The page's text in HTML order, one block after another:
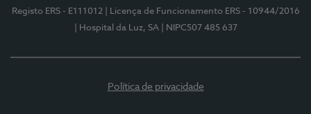
Registo ERS - E111012
| Licença de Funcionamento ERS - 10944/2016
| Hospital da Luz, SA
| NIPC507 485 637
Política de privacidade